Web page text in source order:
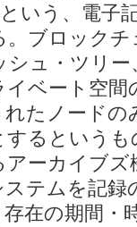
いう、電子
。ブロック
シュ・ツリ
イベート空
れたノード
するという
アーカイブ
ステムを記
在の期間・